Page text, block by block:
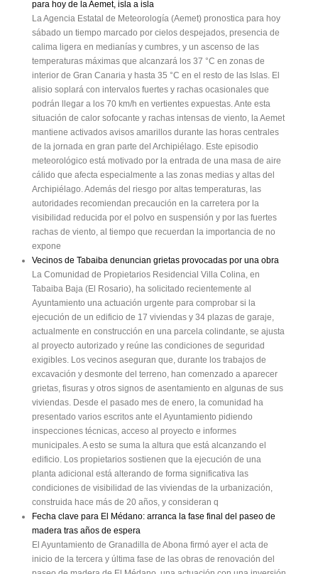
para hoy de la Aemet, isla a isla
La Agencia Estatal de Meteorología (Aemet) pronostica para hoy
sábado un tiempo marcado por cielos despejados, presencia de
calima ligera en medianías y cumbres, y un ascenso de las
temperaturas máximas que alcanzará los 37 °C en zonas de
interior de Gran Canaria y hasta 35 °C en el resto de las Islas. El
alisio soplará con intervalos fuertes y rachas ocasionales que
podrán llegar a los 70 km/h en vertientes expuestas. Ante esta
situación de calor sofocante y rachas intensas de viento, la Aemet
mantiene activados avisos amarillos durante las horas centrales
de la jornada en gran parte del Archipiélago. Este episodio
meteorológico está motivado por la entrada de una masa de aire
cálido que afecta especialmente a las zonas medias y altas del
Archipiélago. Además del riesgo por altas temperaturas, las
autoridades recomiendan precaución en la carretera por la
visibilidad reducida por el polvo en suspensión y por las fuertes
rachas de viento, al tiempo que recuerdan la importancia de no
expone
Vecinos de Tabaiba denuncian grietas provocadas por una obra
La Comunidad de Propietarios Residencial Villa Colina, en
Tabaiba Baja (El Rosario), ha solicitado recientemente al
Ayuntamiento una actuación urgente para comprobar si la
ejecución de un edificio de 17 viviendas y 34 plazas de garaje,
actualmente en construcción en una parcela colindante, se ajusta
al proyecto autorizado y reúne las condiciones de seguridad
exigibles. Los vecinos aseguran que, durante los trabajos de
excavación y desmonte del terreno, han comenzado a aparecer
grietas, fisuras y otros signos de asentamiento en algunas de sus
viviendas. Desde el pasado mes de enero, la comunidad ha
presentado varios escritos ante el Ayuntamiento pidiendo
inspecciones técnicas, acceso al proyecto e informes
municipales. A esto se suma la altura que está alcanzando el
edificio. Los propietarios sostienen que la ejecución de una
planta adicional está alterando de forma significativa las
condiciones de visibilidad de las viviendas de la urbanización,
construida hace más de 20 años, y consideran q
Fecha clave para El Médano: arranca la fase final del paseo de
madera tras años de espera
El Ayuntamiento de Granadilla de Abona firmó ayer el acta de
inicio de la tercera y última fase de las obras de renovación del